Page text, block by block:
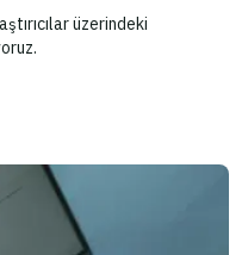
üzerindeki